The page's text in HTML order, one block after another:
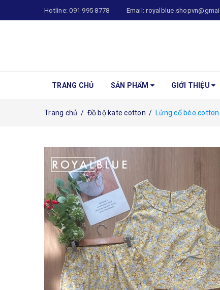
Hotline:091 995 8778 Email:
TRANG CHỦ SẢN PHẨM GIỚI THIỆU
Trang chủ / Đồ bộ kate cotton / Lửng cổ bèo